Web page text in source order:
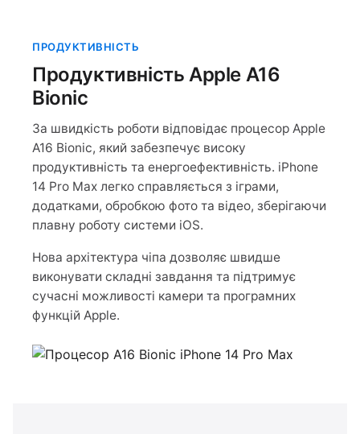
ПРОДУКТИВНІСТЬ
Продуктивність Apple A16
Bionic
За швидкість роботи відповідає процесор Apple
A16 Bionic, який забезпечує високу
продуктивність та енергоефективність. iPhone
14 Pro Max легко справляється з іграми,
додатками, обробкою фото та відео, зберігаючи
плавну роботу системи iOS.
Нова архітектура чіпа дозволяє швидше
виконувати складні завдання та підтримує
сучасні можливості камери та програмних
функцій Apple.